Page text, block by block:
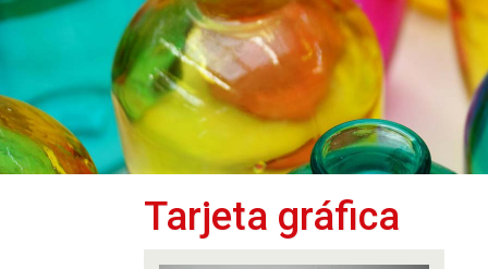
Tarjeta gráfica